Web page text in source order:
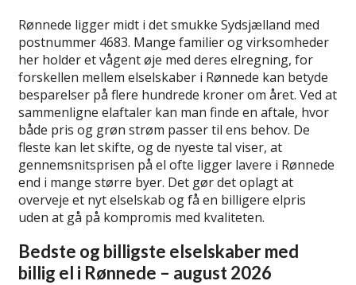
Rønnede ligger midt i det smukke Sydsjælland med
postnummer 4683. Mange familier og virksomheder
her holder et vågent øje med deres elregning, for
forskellen mellem elselskaber i Rønnede kan betyde
besparelser på flere hundrede kroner om året. Ved at
sammenligne elaftaler kan man finde en aftale, hvor
både pris og grøn strøm passer til ens behov. De
fleste kan let skifte, og de nyeste tal viser, at
gennemsnitsprisen på el ofte ligger lavere i Rønnede
end i mange større byer. Det gør det oplagt at
overveje et nyt elselskab og få en billigere elpris
uden at gå på kompromis med kvaliteten.
Bedste og billigste elselskaber med
billig el i Rønnede – august 2026